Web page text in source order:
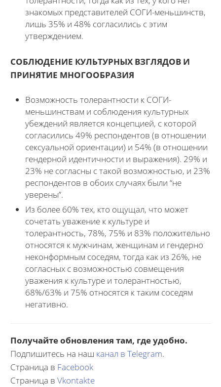
знакомых представителей СОГИ-меньшинств,
лишь 35% и 48% согласились с этим
утверждением.
СОБЛЮДЕНИЕ КУЛЬТУРНЫХ ВЗГЛЯДОВ И
ПРИНЯТИЕ МНОГООБРАЗИЯ
Возможность толерантности к СОГИ-
меньшинствам и соблюдения культурных
убеждений является концепцией, с которой
согласились 49% респондентов (в отношении
сексуальной ориентации) и 54% (в отношении
гендерной идентичности и выражения). 29% и
23% не согласны с такой возможностью, и 23%
респондентов в обоих случаях были “не
уверены”.
Из более 60% тех, кто ощущал, что может
сочетать уважение к культуре и
толерантность, 78%, 75% и 83% положительно
относятся к мужчинам, женщинам и гендерно
неконформным соседям, тогда как из 26%, не
согласных с возможностью совмещения
уважения к культуре и толерантностью,
68%/63% и 75% относятся к таким соседям
негативно.
Получайте обновления там, где удобно.
Подпишитесь на наш канал в Telegram.
Страница в Facebook
Страница в Vkontakte